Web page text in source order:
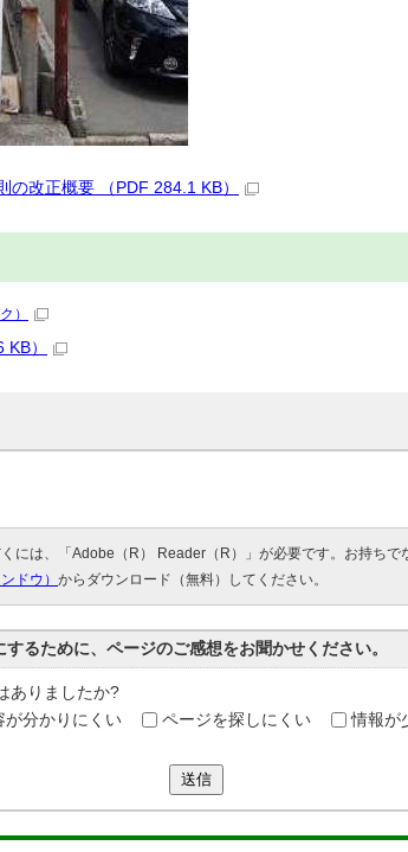
の改正概要 （PDF 284.1 KB）
）
）
には、「Adobe（R） Reader（R）」が必要です。お持ちで
ドウ） からダウンロード（無料）してください。
るために、ページのご感想をお聞かせください。
ありましたか?
が分かりにくい ページを探しにくい 情報が
送信